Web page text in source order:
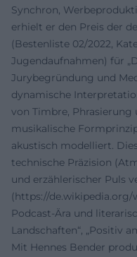
Synchron,
erhielt er den Preis der
(Bestenliste 02/2022,
Jugendaufnahmen) für
Jurybegründung und
dynamische
von Timbre, Phrasierung
musikalische
akustisch modelliert.
technische Präzision
und erzählerischer Puls
(https://de.wikipedia.org/
Podcast-Ära und
Landschaften“, „Positiv
Mit Hennes Bender